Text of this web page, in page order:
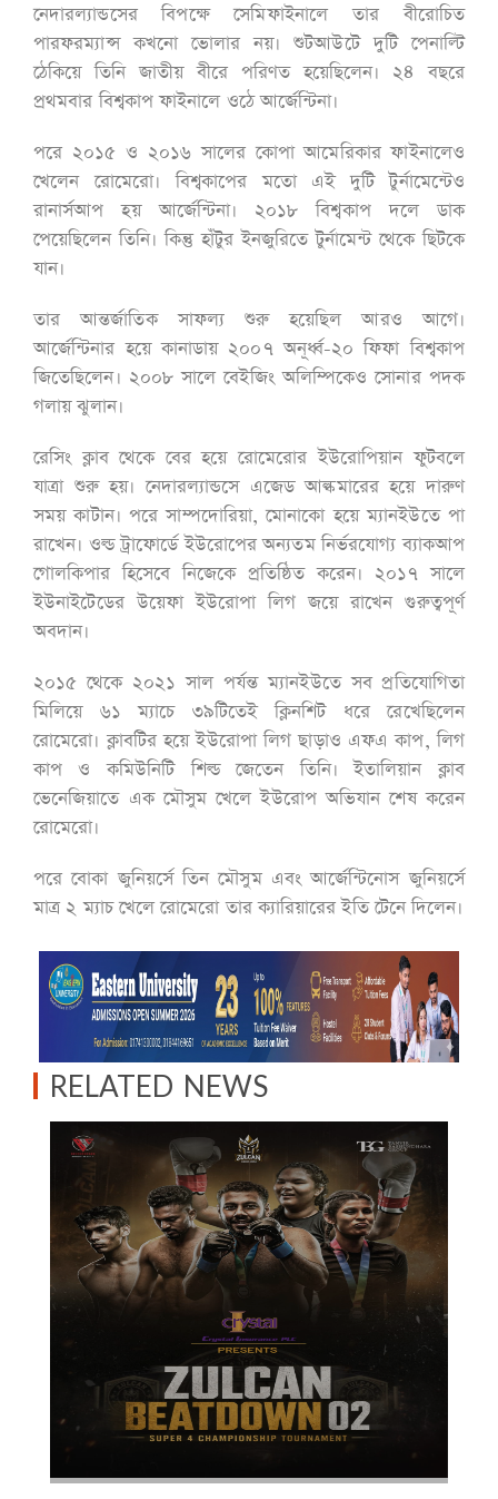
নেদারল্যান্ডসের বিপক্ষে সেমিফাইনালে তার বীরোচিত
পারফরম্যান্স কখনো ভোলার নয়। শুটআউটে দুটি পেনাল্টি
ঠেকিয়ে তিনি জাতীয় বীরে পরিণত হয়েছিলেন। ২৪ বছরে
প্রথমবার বিশ্বকাপ ফাইনালে ওঠে আর্জেন্টিনা।
পরে ২০১৫ ও ২০১৬ সালের কোপা আমেরিকার ফাইনালেও
খেলেন রোমেরো। বিশ্বকাপের মতো এই দুটি টুর্নামেন্টেও
রানার্সআপ হয় আর্জেন্টিনা। ২০১৮ বিশ্বকাপ দলে ডাক
পেয়েছিলেন তিনি। কিন্তু হাঁটুর ইনজুরিতে টুর্নামেন্ট থেকে ছিটকে
যান।
তার আন্তর্জাতিক সাফল্য শুরু হয়েছিল আরও আগে।
আর্জেন্টিনার হয়ে কানাডায় ২০০৭ অনূর্ধ্ব-২০ ফিফা বিশ্বকাপ
জিতেছিলেন। ২০০৮ সালে বেইজিং অলিম্পিকেও সোনার পদক
গলায় ঝুলান।
রেসিং ক্লাব থেকে বের হয়ে রোমেরোর ইউরোপিয়ান ফুটবলে
যাত্রা শুরু হয়। নেদারল্যান্ডসে এজেড আল্কমারের হয়ে দারুণ
সময় কাটান। পরে সাম্পদোরিয়া, মোনাকো হয়ে ম্যানইউতে পা
রাখেন। ওল্ড ট্রাফোর্ডে ইউরোপের অন্যতম নির্ভরযোগ্য ব্যাকআপ
গোলকিপার হিসেবে নিজেকে প্রতিষ্ঠিত করেন। ২০১৭ সালে
ইউনাইটেডের উয়েফা ইউরোপা লিগ জয়ে রাখেন গুরুত্বপূর্ণ
অবদান।
২০১৫ থেকে ২০২১ সাল পর্যন্ত ম্যানইউতে সব প্রতিযোগিতা
মিলিয়ে ৬১ ম্যাচে ৩৯টিতেই ক্লিনশিট ধরে রেখেছিলেন
রোমেরো। ক্লাবটির হয়ে ইউরোপা লিগ ছাড়াও এফএ কাপ, লিগ
কাপ ও কমিউনিটি শিল্ড জেতেন তিনি। ইতালিয়ান ক্লাব
ভেনেজিয়াতে এক মৌসুম খেলে ইউরোপ অভিযান শেষ করেন
রোমেরো।
পরে বোকা জুনিয়র্সে তিন মৌসুম এবং আর্জেন্টিনোস জুনিয়র্সে
মাত্র ২ ম্যাচ খেলে রোমেরো তার ক্যারিয়ারের ইতি টেনে দিলেন।
RELATED NEWS